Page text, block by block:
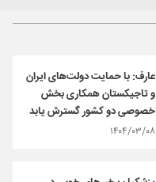
عارف: با حمایت دولت‌های ایران
و تاجیکستان همکاری‌ بخش
خصوصی دو کشور گسترش یابد
۱۴۰۴/۰۳/۰۸